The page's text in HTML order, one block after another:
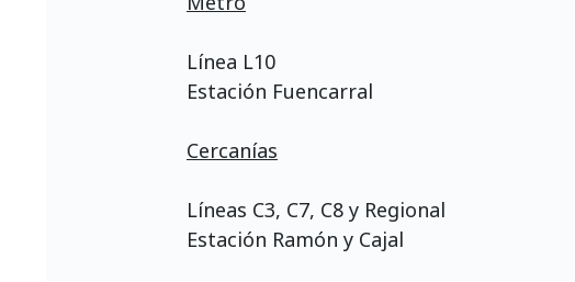
Línea L10
Estación Fuencarral
Cercanías
Líneas C3, C7, C8 y Regional
Estación Ramón y Cajal